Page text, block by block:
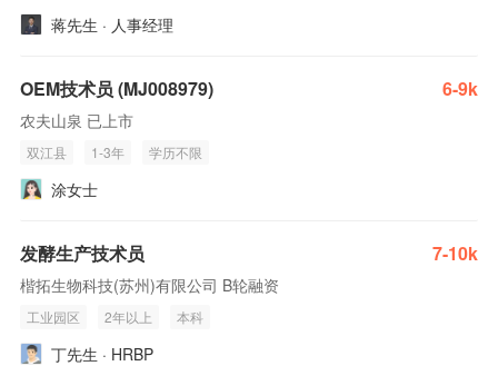
蒋先生 · 人事经理
OEM技术员 (MJ008979) 6-9k
农夫山泉 已上市
双江县 1-3年 学历不限
涂女士
发酵生产技术员 7-10k
楷拓生物科技(苏州)有限公司 B轮融资
工业园区 2年以上 本科
丁先生 · HRBP